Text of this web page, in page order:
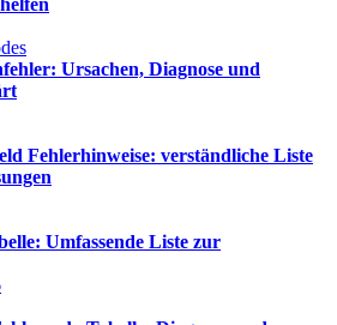
Ursachen, Diagnose und
Fehlerhinweise: verständliche Liste
Umfassende Liste zur